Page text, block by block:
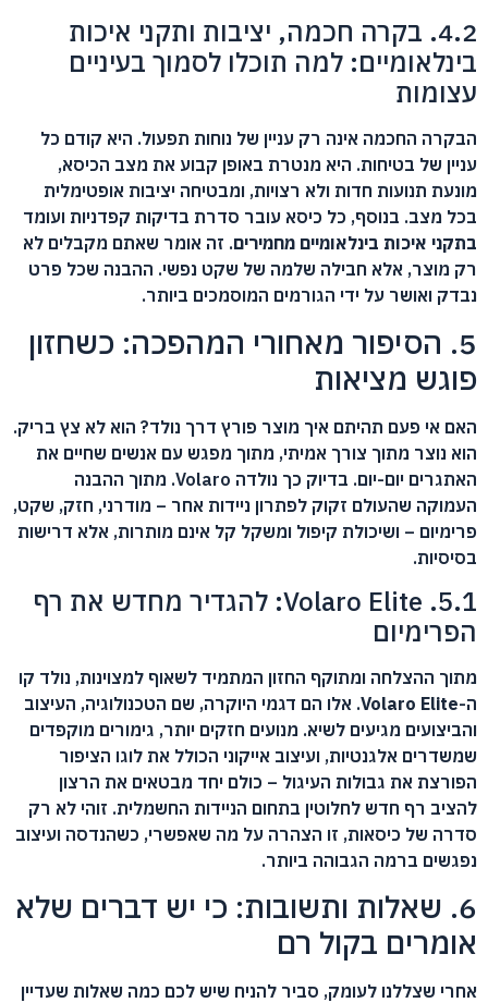
4.2. בקרה חכמה, יציבות ותקני איכות
בינלאומיים: למה תוכלו לסמוך בעיניים
עצומות
הבקרה החכמה אינה רק עניין של נוחות תפעול. היא קודם כל
עניין של בטיחות. היא מנטרת באופן קבוע את מצב הכיסא,
מונעת תנועות חדות ולא רצויות, ומבטיחה יציבות אופטימלית
בכל מצב. בנוסף, כל כיסא עובר סדרת בדיקות קפדניות ועומד
בתקני איכות בינלאומיים מחמירים. זה אומר שאתם מקבלים לא
רק מוצר, אלא חבילה שלמה של שקט נפשי. ההבנה שכל פרט
נבדק ואושר על ידי הגורמים המוסמכים ביותר.
5. הסיפור מאחורי המהפכה: כשחזון
פוגש מציאות
האם אי פעם תהיתם איך מוצר פורץ דרך נולד? הוא לא צץ בריק.
הוא נוצר מתוך צורך אמיתי, מתוך מפגש עם אנשים שחיים את
האתגרים יום-יום. בדיוק כך נולדה Volaro. מתוך ההבנה
העמוקה שהעולם זקוק לפתרון ניידות אחר – מודרני, חזק, שקט,
פרימיום – ושיכולת קיפול ומשקל קל אינם מותרות, אלא דרישות
בסיסיות.
5.1. Volaro Elite: להגדיר מחדש את רף
הפרימיום
מתוך ההצלחה ומתוקף החזון המתמיד לשאוף למצוינות, נולד קו
ה-Volaro Elite. אלו הם דגמי היוקרה, שם הטכנולוגיה, העיצוב
והביצועים מגיעים לשיא. מנועים חזקים יותר, גימורים מוקפדים
שמשדרים אלגנטיות, ועיצוב אייקוני הכולל את לוגו הציפור
הפורצת את גבולות העיגול – כולם יחד מבטאים את הרצון
להציב רף חדש לחלוטין בתחום הניידות החשמלית. זוהי לא רק
סדרה של כיסאות, זו הצהרה על מה שאפשרי, כשהנדסה ועיצוב
נפגשים ברמה הגבוהה ביותר.
6. שאלות ותשובות: כי יש דברים שלא
אומרים בקול רם
אחרי שצללנו לעומק, סביר להניח שיש לכם כמה שאלות שעדיין